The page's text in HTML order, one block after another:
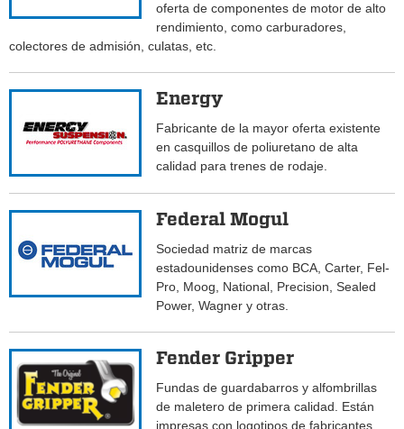
oferta de componentes de motor de alto
rendimiento, como carburadores,
colectores de admisión, culatas, etc.
Energy
Fabricante de la mayor oferta existente
en casquillos de poliuretano de alta
calidad para trenes de rodaje.
Federal Mogul
Sociedad matriz de marcas
estadounidenses como BCA, Carter, Fel-
Pro, Moog, National, Precision, Sealed
Power, Wagner y otras.
Fender Gripper
Fundas de guardabarros y alfombrillas
de maletero de primera calidad. Están
impresas con logotipos de fabricantes